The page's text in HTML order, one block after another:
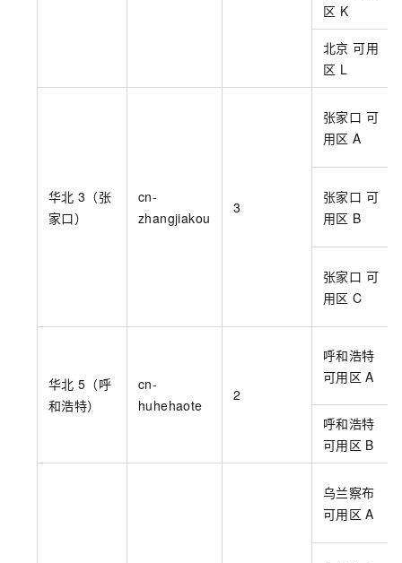
区 K
北京 可用
区 L
华北 3（张
家口）
cn-
zhangjiakou
3
张家口 可
用区 A
张家口 可
用区 B
张家口 可
用区 C
华北 5（呼
和浩特）
cn-
huhehaote
2
呼和浩特
可用区 A
呼和浩特
可用区 B
乌兰察布
可用区 A